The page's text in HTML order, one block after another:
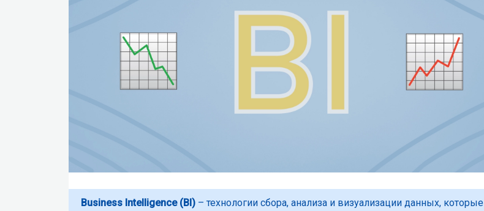
Business Intelligence (BI) – технологии сбора, анализа и визуализации данных, которые